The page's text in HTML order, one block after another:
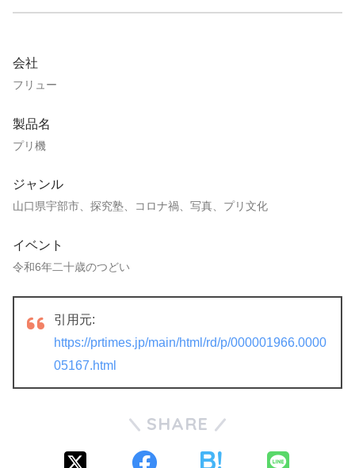
会社
フリュー
製品名
プリ機
ジャンル
山口県宇部市、探究塾、コロナ禍、写真、プリ文化
イベント
令和6年二十歳のつどい
引用元:
https://prtimes.jp/main/html/rd/p/000001966.0000
05167.html
SHARE